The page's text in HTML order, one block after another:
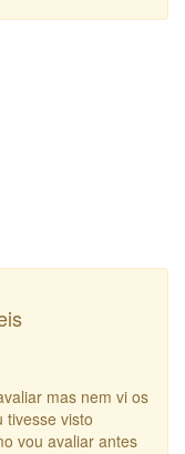
mas nem vi os
tivesse visto
vou avaliar antes